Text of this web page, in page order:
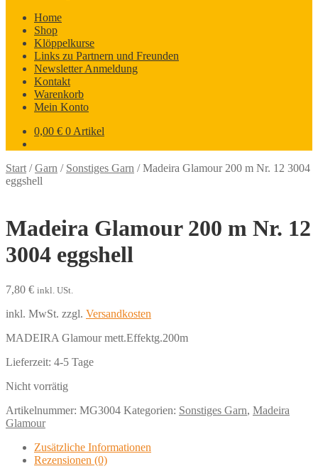
Home
Shop
Klöppelkurse
Links zu Partnern und Freunden
Newsletter Anmeldung
Kontakt
Warenkorb
Mein Konto
0,00 € 0 Artikel
Start /Garn / Sonstiges Garn /Madeira Glamour 200 m Nr. 12 3004
eggshell
Madeira Glamour 200 m Nr. 12
3004 eggshell
7,80 € inkl. USt.
inkl. MwSt. zzgl. Versandkosten
MADEIRA Glamour mett.Effektg.200m
Lieferzeit: 4-5 Tage
Nicht vorrätig
Artikelnummer: MG3004 Kategorien: Sonstiges Garn, Madeira
Glamour
Zusätzliche Informationen
Rezensionen (0)